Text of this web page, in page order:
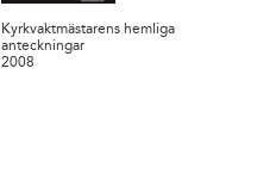
Kyrkvaktmästarens hemliga
anteckningar
2008